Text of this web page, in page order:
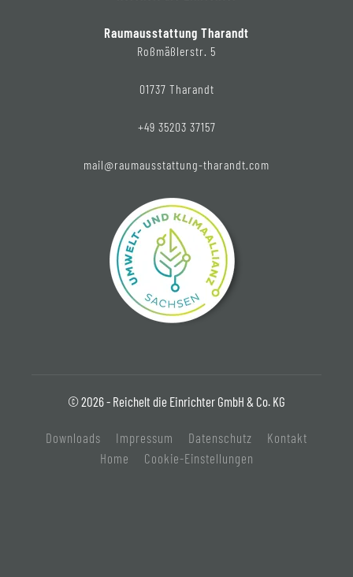
Raumausstattung Tharandt
Roßmäßlerstr. 5
01737 Tharandt
+49 35203 37157
mail@raumausstattung-tharandt.com
© 2026 - Reichelt die Einrichter GmbH & Co. KG
Downloads Impressum Datenschutz
Kontakt
Home
Cookie-Einstellungen